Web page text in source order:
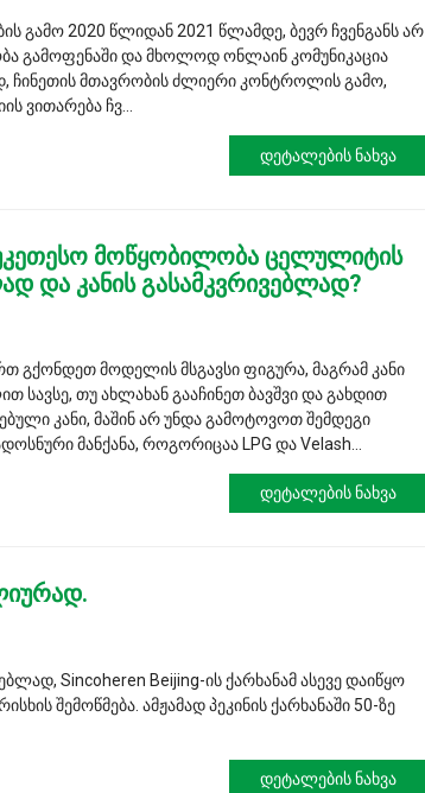
გამო 2020 წლიდან 2021 წლამდე, ბევრ ჩვენგანს არ
გამოფენაში და მხოლოდ ონლაინ კომუნიკაცია
ჩინეთის მთავრობის ძლიერი კონტროლის გამო,
ვითარება ჩვ...
Დეტალების Ნახვა
მოწყობილობა ცელულიტის
და კანის გასამკვრივებლად?
გქონდეთ მოდელის მსგავსი ფიგურა, მაგრამ კანი
სავსე, თუ ახლახან გააჩინეთ ბავშვი და გახდით
კანი, მაშინ არ უნდა გამოტოვოთ შემდეგი
მანქანა, როგორიცაა LPG და Velash...
Დეტალების Ნახვა
Sincoheren Beijing-ის ქარხანამ ასევე დაიწყო
შემოწმება. ამჟამად პეკინის ქარხანაში 50-ზე
Დეტალების Ნახვა